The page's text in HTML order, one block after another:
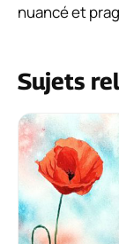
nuancé et
Sujets